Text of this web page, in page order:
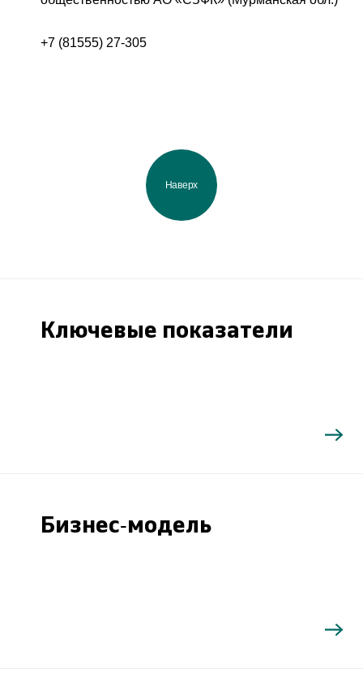
+7 (81555) 27-305
Наверх
Ключевые показатели
Бизнес-модель